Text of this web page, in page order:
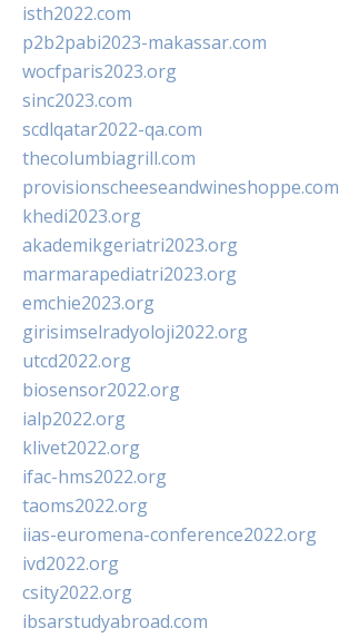
isth2022.com
p2b2pabi2023-makassar.com
wocfparis2023.org
sinc2023.com
scdlqatar2022-qa.com
thecolumbiagrill.com
provisionscheeseandwineshoppe.com
khedi2023.org
akademikgeriatri2023.org
marmarapediatri2023.org
emchie2023.org
girisimselradyoloji2022.org
utcd2022.org
biosensor2022.org
ialp2022.org
klivet2022.org
ifac-hms2022.org
taoms2022.org
iias-euromena-conference2022.org
ivd2022.org
csity2022.org
ibsarstudyabroad.com